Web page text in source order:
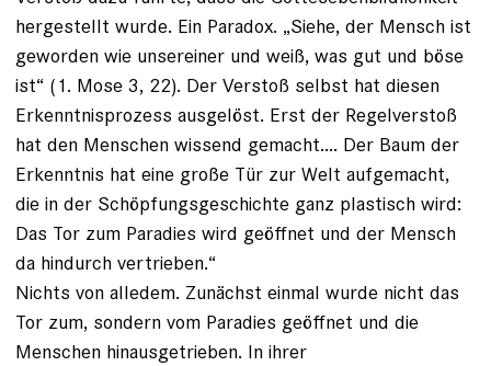
hergestellt wurde. Ein Paradox. „Siehe, der Mensch ist
geworden wie unsereiner und weiß, was gut und böse
ist“ (1. Mose 3, 22). Der Verstoß selbst hat diesen
Erkenntnisprozess ausgelöst. Erst der Regelverstoß
hat den Menschen wissend gemacht.... Der Baum der
Erkenntnis hat eine große Tür zur Welt aufgemacht,
die in der Schöpfungsgeschichte ganz plastisch wird:
Das Tor zum Paradies wird geöffnet und der Mensch
da hindurch vertrieben.“
Nichts von alledem. Zunächst einmal wurde nicht das
Tor zum, sondern vom Paradies geöffnet und die
Menschen hinausgetrieben. In ihrer